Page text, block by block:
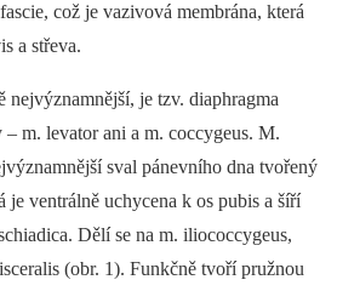
což je vazivová membrána, která
a střeva.
je tzv. diaphragma
m. levator ani a m. coccygeus. M.
sval pánevního dna tvořený
je ventrálně uchycena k os pubis a šíří
Dělí se na m. iliococcygeus,
(obr. 1). Funkčně tvoří pružnou